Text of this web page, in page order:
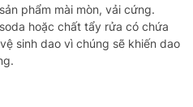
phẩm mài mòn, vải cứng.
hoặc chất tẩy rửa có chứa
sinh dao vì chúng sẽ khiến dao